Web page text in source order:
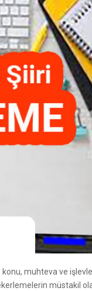
muhteva ve
müstakil